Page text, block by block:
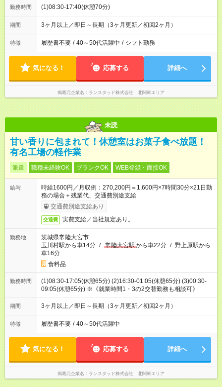
勤務時間 (1)08:30-17:40(休憩70分)
期間 3ヶ月以上／即日～長期（3ヶ月更新／初回2ヶ月）
特徴 履歴書不要 / 40～50代活躍中 / シフト勤務
気になる！ 応募する 詳細へ
掲載元企業名 ランスタッド株式会社 北関東エリア
未読
甘い香りに包まれて！休憩室はお菓子食べ放題！
有名工場の軽作業
派遣 職種未経験OK ブランクOK WEB登録・面接OK
給与
時給1600円／月収例：270,200円＝1,600円×7時間30分×21日勤
務の場合＋残業代、交通費別途支給
交通費別途支給あり
交通費 実費支給／当社規定あり。
勤務地
茨城県常陸大宮市
玉川村駅から車14分 / 常陸大宮駅から車22分 / 野上原駅から
車16分
食料品
勤務時間
(1)08:30-17:05(休憩65分) (2)16:30-01:05(休憩65分) (3)00:30-
09:05(休憩65分) ※《就業時間1・3の2交替勤務も相談可》
期間 3ヶ月以上／即日～長期（3ヶ月更新／初回2ヶ月）
特徴 履歴書不要 / 40～50代活躍中
気になる！ 応募する 詳細へ
掲載元企業名 ランスタッド株式会社 北関東エリア